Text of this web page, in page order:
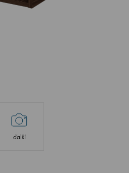
ďalší